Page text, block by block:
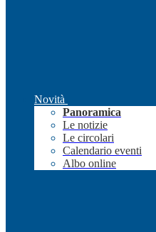
Novità
Panoramica
Le notizie
Le circolari
Calendario eventi
Albo online